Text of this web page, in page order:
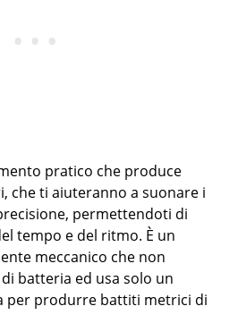
pratico che produce
che ti aiuteranno a suonare i
permettendoti di
tempo e del ritmo. È un
meccanico che non
batteria ed usa solo un
per produrre battiti metrici di